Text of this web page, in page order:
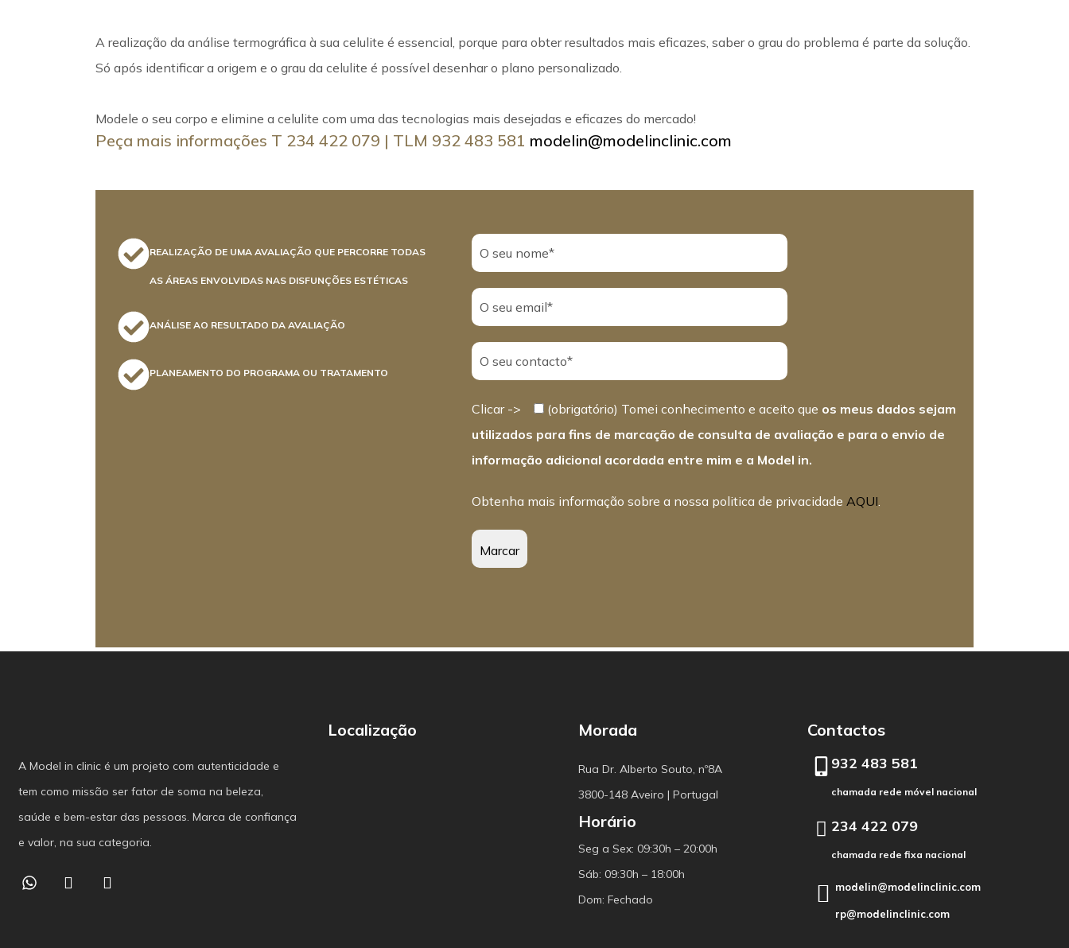
A realização da análise termográfica à sua celulite é essencial, porque para obter resultados mais eficazes, saber o grau do problema é parte da solução.
Só após identificar a origem e o grau da celulite é possível desenhar o plano personalizado.
Modele o seu corpo e elimine a celulite com uma das tecnologias mais desejadas e eficazes do mercado!
Peça mais informações T 234 422 079 | TLM 932 483 581 modelin@modelinclinic.com
REALIZAÇÃO DE UMA AVALIAÇÃO QUE PERCORRE TODAS
AS ÁREAS ENVOLVIDAS NAS DISFUNÇÕES ESTÉTICAS
ANÁLISE AO RESULTADO DA AVALIAÇÃO
PLANEAMENTO DO PROGRAMA OU TRATAMENTO
Clicar -> (obrigatório) Tomei conhecimento e aceito que os meus dados sejam
utilizados para fins de marcação de consulta de avaliação e para o envio de
informação adicional acordada entre mim e a Model in.
Obtenha mais informação sobre a nossa politica de privacidadeAQUI.
A Model in clinic é um projeto com autenticidade e
tem como missão ser fator de soma na beleza,
saúde e bem-estar das pessoas. Marca de confiança
e valor, na sua categoria.
Localização Morada
Rua Dr. Alberto Souto, nº8A
3800-148 Aveiro | Portugal
Horário
Seg a Sex: 09:30h – 20:00h
Sáb: 09:30h – 18:00h
Dom: Fechado
Contactos
932 483 581
chamada rede móvel nacional
234 422 079
chamada rede fixa nacional
modelin@modelinclinic.com
rp@modelinclinic.com